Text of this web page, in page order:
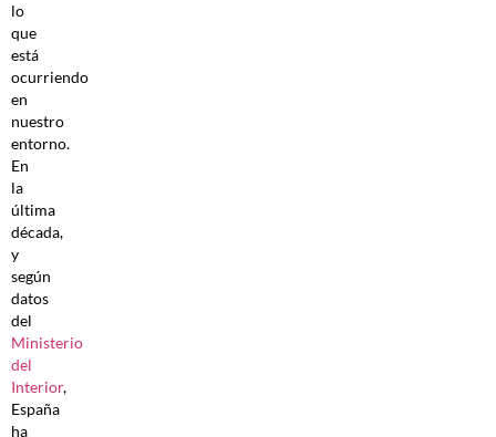
lo
que
está
ocurriendo
en
nuestro
entorno.
En
la
última
década,
y
según
datos
del
Ministerio
del
Interior,
España
ha